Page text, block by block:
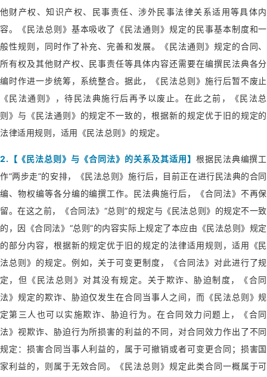
他财产权、知识产权、民事责任、涉外民事法律关系适用等具体内
容。《民法总则》基本吸收了《民法通则》规定的民事基本制度和一
般性规则，同时作了补充、完善和发展。《民法通则》规定的合同、
所有权及其他财产权、民事责任等具体内容还需要在编撰民法典各分
编时作进一步统筹，系统整合。据此，《民法总则》施行后暂不废止
《民法通则》，待民法典施行后再予以废止。在此之前，《民法总
则》与《民法通则》的规定不一致的，根据新的规定优于旧的规定的
法律适用规则，适用《民法总则》的规定。
2.【《民法总则》与《合同法》的关系及其适用】 根据民法典编撰工
作“两步走”的安排，《民法总则》施行后，目前正在进行民法典的合同
编、物权编等各分编的编撰工作。民法典施行后，《合同法》不再保
留。在这之前，《合同法》“总则”的规定与《民法总则》的规定不一致
的，因《合同法》“总则”的内容实际上规定了本应由《民法总则》规定
的部分内容，根据新的规定优于旧的规定的法律适用规则，适用《民
法总则》的规定。例如，关于可变更制度，《合同法》对此进行了规
定，但《民法总则》对其没有规定。关于欺诈、胁迫制度，《合同
法》规定的欺诈、胁迫仅发生在合同当事人之间，而《民法总则》规
定第三人也可以实施欺诈、胁迫行为。在合同效力问题上，《合同
法》视欺诈、胁迫行为所损害的利益的不同，对合同效力作出了不同
规定：损害合同当事人利益的，属于可撤销或者可变更合同；损害国
家利益的，则属于无效合同。《民法总则》规定此类合同一概属于可